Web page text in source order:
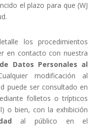
el plazo para que (WJ
los procedimientos
en contacto con nuestra
Datos Personales al
modificación al
puede ser consultado en
folletos o trípticos
o bien, con la exhibición
al público en el